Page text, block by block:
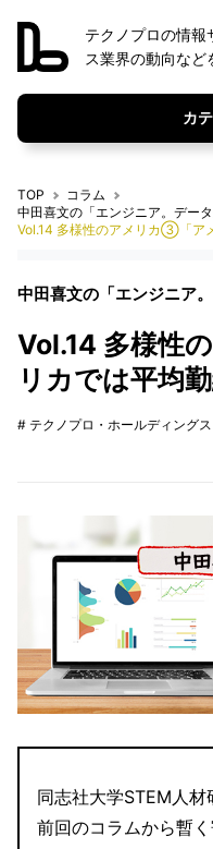
テクノプロの情報
ス業界の動向など
カ
TOP
コラム
中田喜文の「エンジニア。デー
Vol.14 多様性のアメリカ③「ア
中田喜文の「エンジニア
Vol.14 多様性
リカでは平均
# テクノプロ・ホールディングス
同志社大学STEM人材
前回のコラムから暫